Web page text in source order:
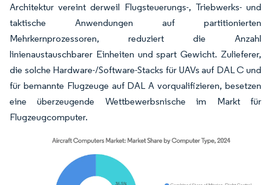
Architektur vereint derweil Flugsteuerungs-, Triebwerks- und
taktische Anwendungen auf partitionierten
Mehrkernprozessoren, reduziert die Anzahl
linienaustauschbarer Einheiten und spart Gewicht. Zulieferer,
die solche Hardware-/Software-Stacks für UAVs auf DAL C und
für bemannte Flugzeuge auf DAL A vorqualifizieren, besetzen
eine überzeugende Wettbewerbsnische im Markt für
Flugzeugcomputer.